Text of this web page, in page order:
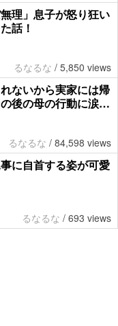
理」息子が怒り狂い
話！
るなるな / 5,850 views
ないから実家には帰
後の母の行動に涙…
るなるな / 84,598 views
に自首する姿が可愛
るなるな / 693 views